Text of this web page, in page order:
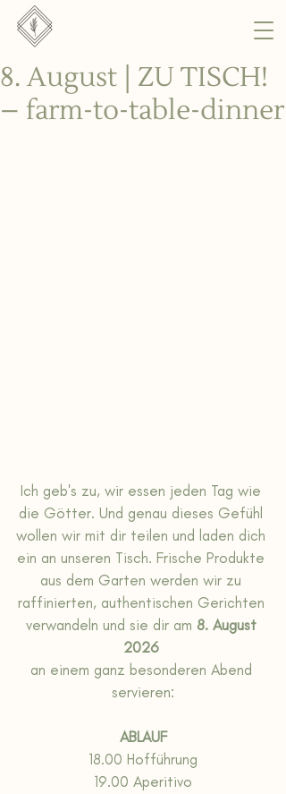
8. August | ZU TISCH!
– farm-to-table-dinner
Ich geb's zu, wir essen jeden Tag wie
die Götter. Und genau dieses Gefühl
wollen wir mit dir teilen und laden dich
ein an unseren Tisch. Frische Produkte
aus dem Garten werden wir zu
raffinierten, authentischen Gerichten
verwandeln und sie dir am 8. August
2026
an einem ganz besonderen Abend
servieren:
ABLAUF
18.00 Hofführung
19.00 Aperitivo